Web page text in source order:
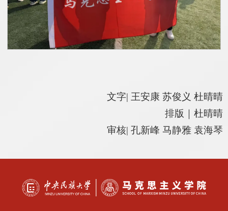
文字| 王安康 苏俊义 杜晴晴
排版｜杜晴晴
审核| 孔新峰 马静雅 袁海琴